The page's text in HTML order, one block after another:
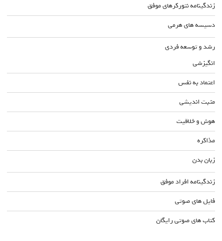
زندگینامه نتورکرهای موفق
دسیسه های هرمی
رشد و توسعه فردی
انگیزشی
اعتماد به نفس
مثبت اندیشی
هوش و خلاقیت
مذاکره
زبان بدن
زندگینامه افراد موفق
فایل های صوتی
کتاب های صوتی رایگان